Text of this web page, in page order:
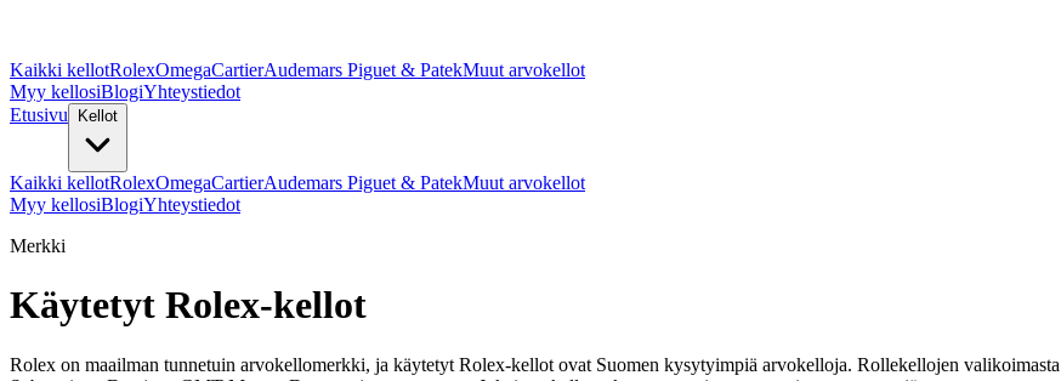
Kaikki kellotRolexOmegaCartierAudemars Piguet & PatekMuut arvokellot
Myy kellosiBlogiYhteystiedot
Etusivu
Kellot
Kaikki kellotRolexOmegaCartierAudemars Piguet & PatekMuut arvokellot
Myy kellosiBlogiYhteystiedot
Merkki
Käytetyt Rolex-kellot
Rolex on maailman tunnetuin arvokellomerkki, ja käytetyt Rolex-kellot ovat Suomen kysytyimpiä arvokelloja. Rollekellojen